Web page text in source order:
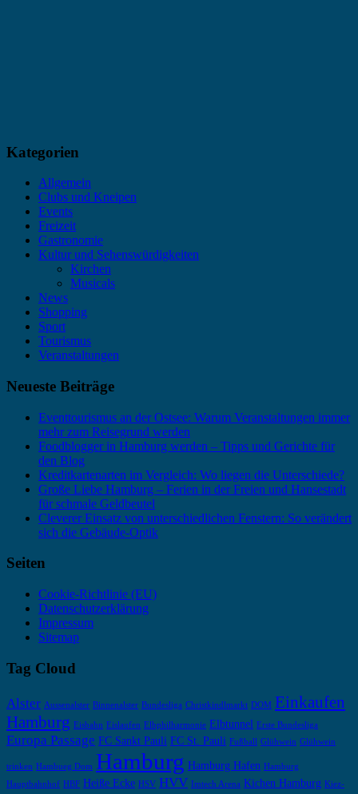
Kategorien
Allgemein
Clubs und Kneipen
Events
Freizeit
Gastronomie
Kultur und Sehenswürdigkeiten
Kirchen
Musicals
News
Shopping
Sport
Tourismus
Veranstaltungen
Neueste Beiträge
Eventtourismus an der Ostsee: Warum Veranstaltungen immer
mehr zum Reisegrund werden
Foodblogger in Hamburg werden – Tipps und Gerichte für
den Blog
Kreditkartenarten im Vergleich: Wo liegen die Unterschiede?
Große Liebe Hamburg – Ferien in der Freien und Hansestadt
für schmale Geldbeutel
Cleverer Einsatz von unterschiedlichen Fenstern: So verändert
sich die Gebäude-Optik
Seiten
Cookie-Richtlinie (EU)
Datenschutzerklärung
Impressum
Sitemap
Tag Cloud
Alster Aussenalster Binnenalster Bundesliga Christkindlmarkt DOM Einkaufen
Hamburg Eisbahn Eislaufen Elbphilharmonie Elbtunnel Erste Bundesliga
Europa Passage FC Sankt Pauli FC St. Pauli Fußball Glühwein Glühwein
trinken Hambueg Dom Hamburg Hamburg Hafen Hamburg
Hauptbahnhof HBF Heiße Ecke HSV HVV Imtech Arena Kichen Hamburg Kiez-